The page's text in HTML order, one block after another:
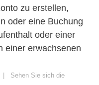
zu erstellen,
oder eine Buchung
oder einer
einer erwachsenen
| Sehen Sie sich die